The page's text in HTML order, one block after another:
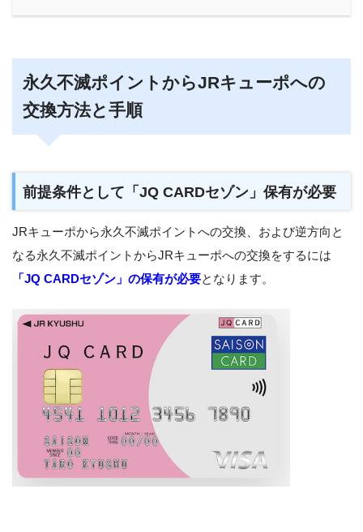
永久不滅ポイントからJRキューポへの
交換方法と手順
前提条件として「JQ CARDセゾン」保有が必要
JRキューポから永久不滅ポイントへの交換、および逆方向と
なる永久不滅ポイントからJRキューポへの交換をするには
「JQ CARDセゾン」の保有が必要となります。